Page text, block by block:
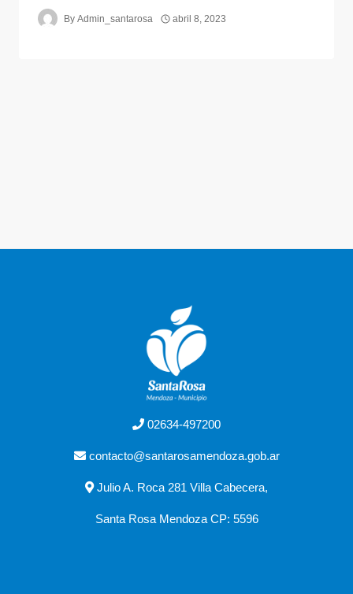
By Admin_santarosa abril 8, 2023
02634-497200
contacto@santarosamendoza.gob.ar
Julio A. Roca 281 Villa Cabecera,
Santa Rosa Mendoza CP: 5596